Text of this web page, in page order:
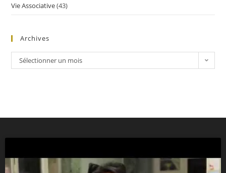
Vie Associative(43)
Archives
Sélectionner un mois